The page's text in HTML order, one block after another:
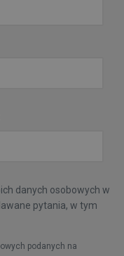
danych osobowych w
pytania, w tym
podanych na